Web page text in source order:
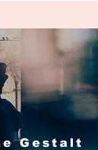
Gestalt